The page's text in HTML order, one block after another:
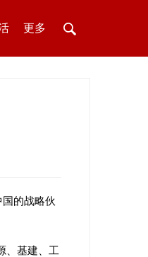
更多
的战略伙
、基建、工